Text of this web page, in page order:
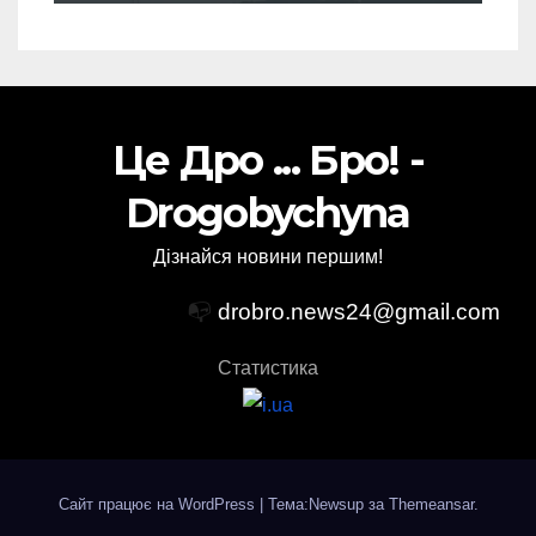
Це Дро ... Бро! -
Drogobychyna
Дізнайся новини першим!
📭 drobro.news24@gmail.com
Статистика
Сайт працює на WordPress Тема:Newsup за Themeansar.